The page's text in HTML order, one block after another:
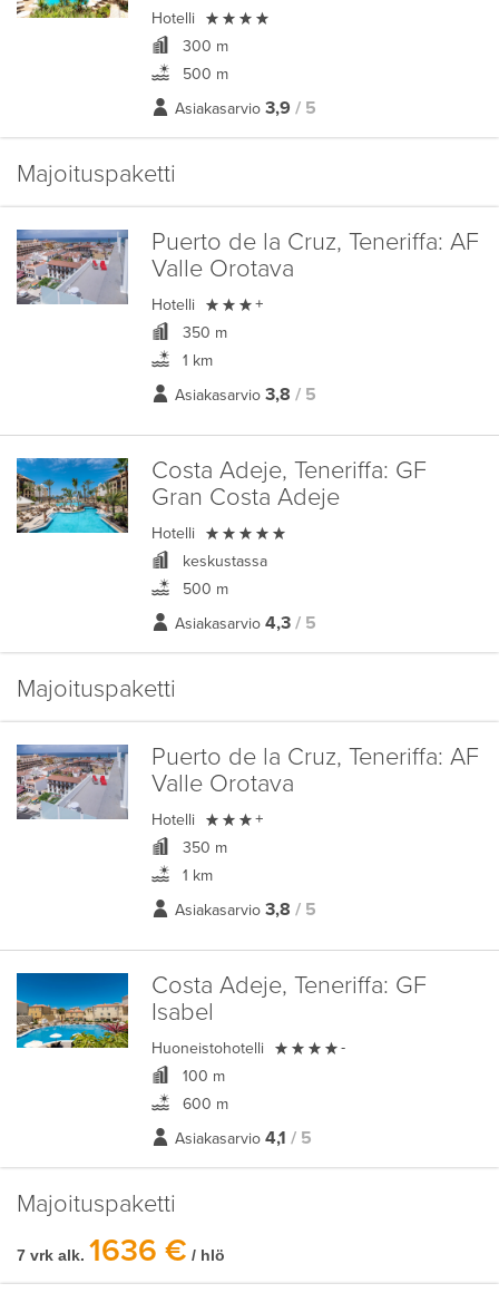
Hotelli 
300 m
500 m
Asiakasarvio 3,9 / 5
Majoituspaketti
Puerto de la Cruz, Teneriffa: AF
Valle Orotava
Hotelli  +
350 m
1 km
Asiakasarvio 3,8 / 5
Costa Adeje, Teneriffa: GF
Gran Costa Adeje
Hotelli 
keskustassa
500 m
Asiakasarvio 4,3 / 5
Majoituspaketti
Puerto de la Cruz, Teneriffa: AF
Valle Orotava
Hotelli  +
350 m
1 km
Asiakasarvio 3,8 / 5
Costa Adeje, Teneriffa: GF
Isabel
Huoneistohotelli  -
100 m
600 m
Asiakasarvio 4,1 / 5
Majoituspaketti
7 vrk alk. 1636 € / hlö